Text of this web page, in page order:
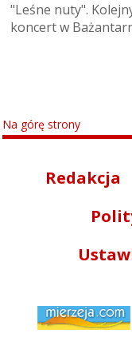
"Leśne nuty".
koncert w
Na górę strony
Redakcja